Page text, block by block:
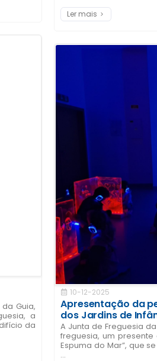
Ler mais
Guia,
a
da
10-12-2025
Apresentação da
dos Jardins de
A Junta de Freguesia
freguesia, um
Espuma do Mar”, que
...